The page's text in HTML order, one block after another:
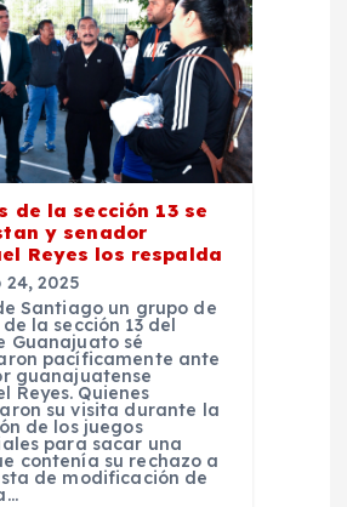
de la sección 13 se
y senador
Reyes los respalda
2025
Santiago un grupo de
la sección 13 del
Guanajuato sé
pacíficamente ante
guanajuatense
Reyes. Quienes
su visita durante la
de los juegos
para sacar una
contenía su rechazo a
de modificación de